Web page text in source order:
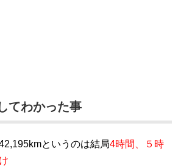
てわかった事
というのは結局4時間、５時